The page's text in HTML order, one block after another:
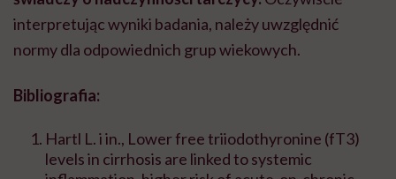
interpretując wyniki badania, należy uwzględnić
normy dla odpowiednich grup wiekowych.
Bibliografia:
Hartl L. i in., Lower free triiodothyronine (fT3)
levels in cirrhosis are linked to systemic